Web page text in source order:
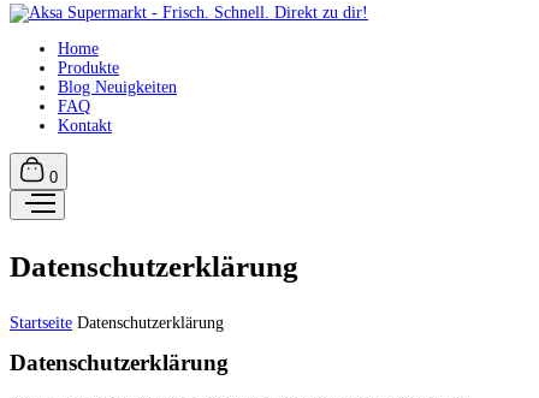
Home
Produkte
Blog Neuigkeiten
FAQ
Kontakt
0
Datenschutzerklärung
Startseite Datenschutzerklärung
Datenschutzerklärung